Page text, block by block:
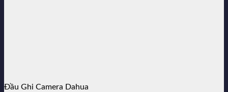
Đầu Ghi Camera Dahua